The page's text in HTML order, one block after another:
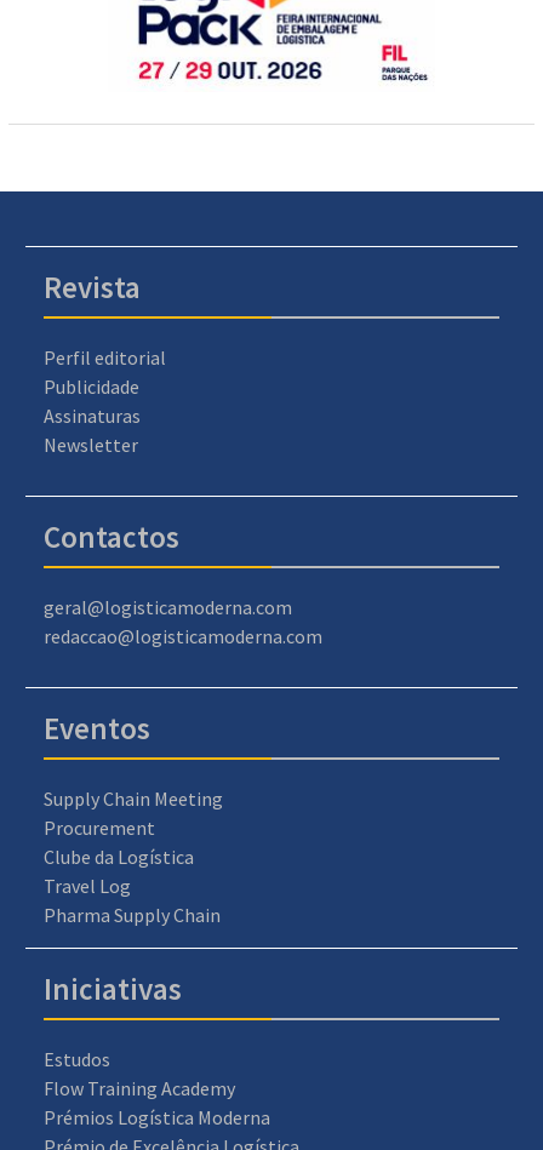
Revista
Perfil editorial
Publicidade
Assinaturas
Newsletter
Contactos
geral@logisticamoderna.com
redaccao@logisticamoderna.com
Eventos
Supply Chain Meeting
Procurement
Clube da Logística
Travel Log
Pharma Supply Chain
Iniciativas
Estudos
Flow Training Academy
Prémios Logística Moderna